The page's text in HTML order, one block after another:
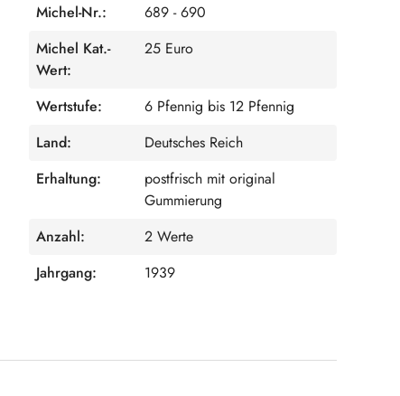
Michel-Nr.:
689 - 690
Michel Kat.-
Wert:
25 Euro
Wertstufe:
6 Pfennig bis 12 Pfennig
Land:
Deutsches Reich
Erhaltung:
postfrisch mit original
Gummierung
Anzahl:
2 Werte
Jahrgang:
1939